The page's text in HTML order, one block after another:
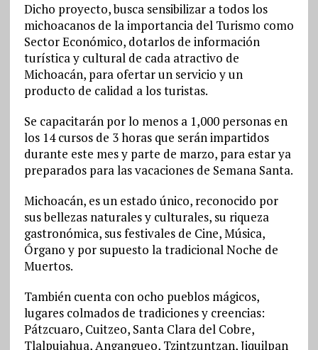
Dicho proyecto, busca sensibilizar a todos los
michoacanos de la importancia del Turismo como
Sector Económico, dotarlos de información
turística y cultural de cada atractivo de
Michoacán, para ofertar un servicio y un
producto de calidad a los turistas.
Se capacitarán por lo menos a 1,000 personas en
los 14 cursos de 3 horas que serán impartidos
durante este mes y parte de marzo, para estar ya
preparados para las vacaciones de Semana Santa.
Michoacán, es un estado único, reconocido por
sus bellezas naturales y culturales, su riqueza
gastronómica, sus festivales de Cine, Música,
Órgano y por supuesto la tradicional Noche de
Muertos.
También cuenta con ocho pueblos mágicos,
lugares colmados de tradiciones y creencias:
Pátzcuaro, Cuitzeo, Santa Clara del Cobre,
Tlalpujahua, Angangueo, Tzintzuntzan, Jiquilpan